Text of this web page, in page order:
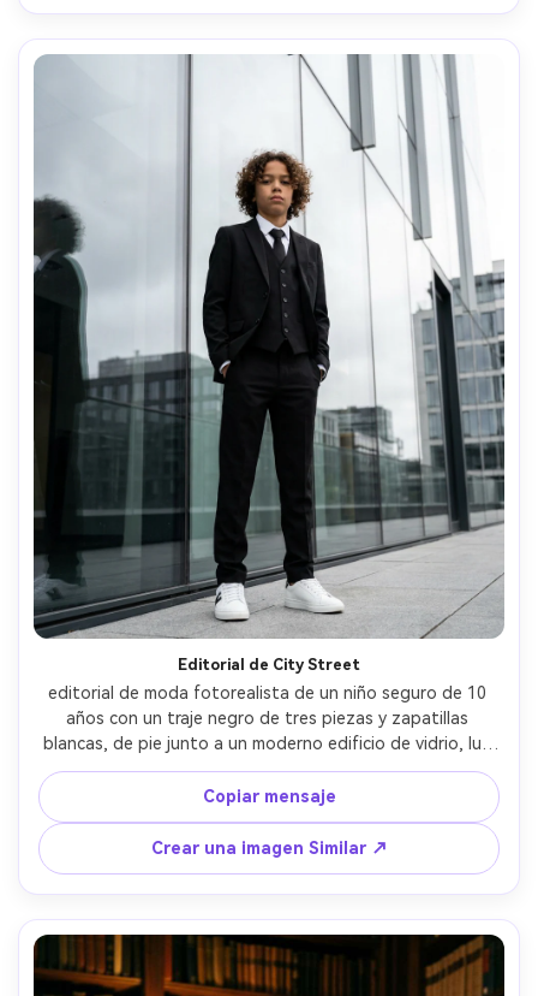
Editorial de City Street
editorial de moda fotorealista de un niño seguro de 10
años con un traje negro de tres piezas y zapatillas
blancas, de pie junto a un moderno edificio de vidrio, luz
suave nublada, líneas fuertes y reflejos, tomado en Fujifilm
GFX 100S, 63 mm f/2.8, marco de cuerpo completo,
contraste nítido, ropa de hombre para niños estilo
revista, texturas realistas y sombras naturales- -ar 4:5
Copiar mensaje
Crear una imagen Similar ↗